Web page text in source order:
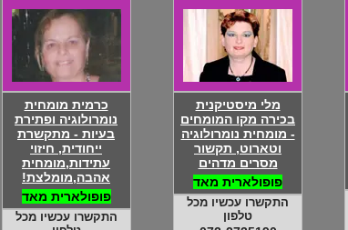
מלי מיסטיקנית
בכירה מקו המומחים
- מומחית נומרולוגיה
וטארוט, תקשור
מסרים מדהים
פופולארית מאד
התקשרו עכשיו מכל
טלפון
כרמית מומחית
נומרולוגיה ופתירת
בעיות - מתקשרת
ייחודית, חיזוי
עתידות,מומחית
אהבה,מומלצת!
פופולארית מאד
התקשרו עכשיו מכל